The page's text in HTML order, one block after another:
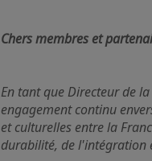
Chers membres et
En tant que Directeur de
engagement continu
et culturelles entre la
durabilité, de l'intégration